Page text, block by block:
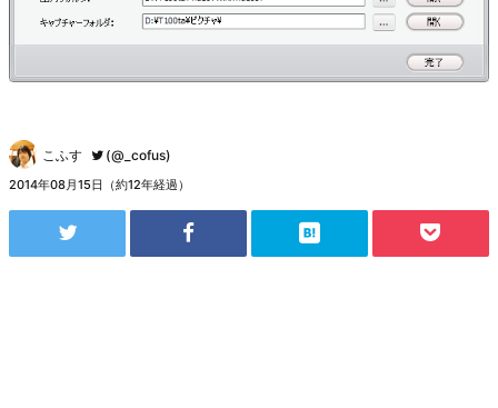
こふす (@_cofus)
2014年08月15日（約12年経過）